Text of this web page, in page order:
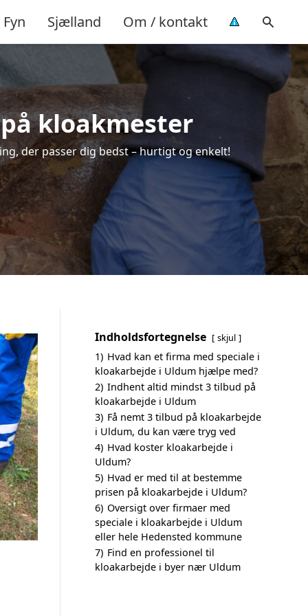
Fyn Sjælland Om / kontakt
kloakmester
der passer dig bedst – hurtigt og enkelt!
Indholdsfortegnelse skjul
1) Hvad kan et firma med speciale i
kloakarbejde i Uldum hjælpe med?
2) Indhent altid mindst 3 tilbud på
kloakarbejde i Uldum
3) Få nemt 3 tilbud på kloakarbejde
i Uldum, du kan være tryg ved
4) Hvad koster kloakarbejde i
Uldum?
5) Hvad er med til at bestemme
prisen på kloakarbejde i Uldum?
6) Oversigt over firmaer med
speciale i kloakarbejde i Uldum
eller hele Hedensted kommune
7) Find en professionel til
kloakarbejde i byer nær Uldum